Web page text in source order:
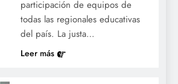
participación de equipos de
todas las regionales educativas
del país. La justa…
Leer más